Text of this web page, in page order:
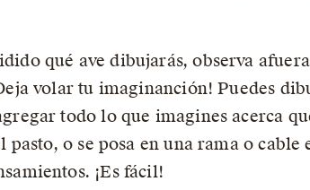
qué ave dibujarás, observa
volar tu imaginanción! Puedes
todo lo que imagines acerca
pasto, o se posa en una rama o
¡Es fácil!